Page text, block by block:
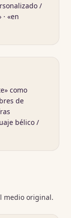
/
«en
como
de
bélico /
medio original.